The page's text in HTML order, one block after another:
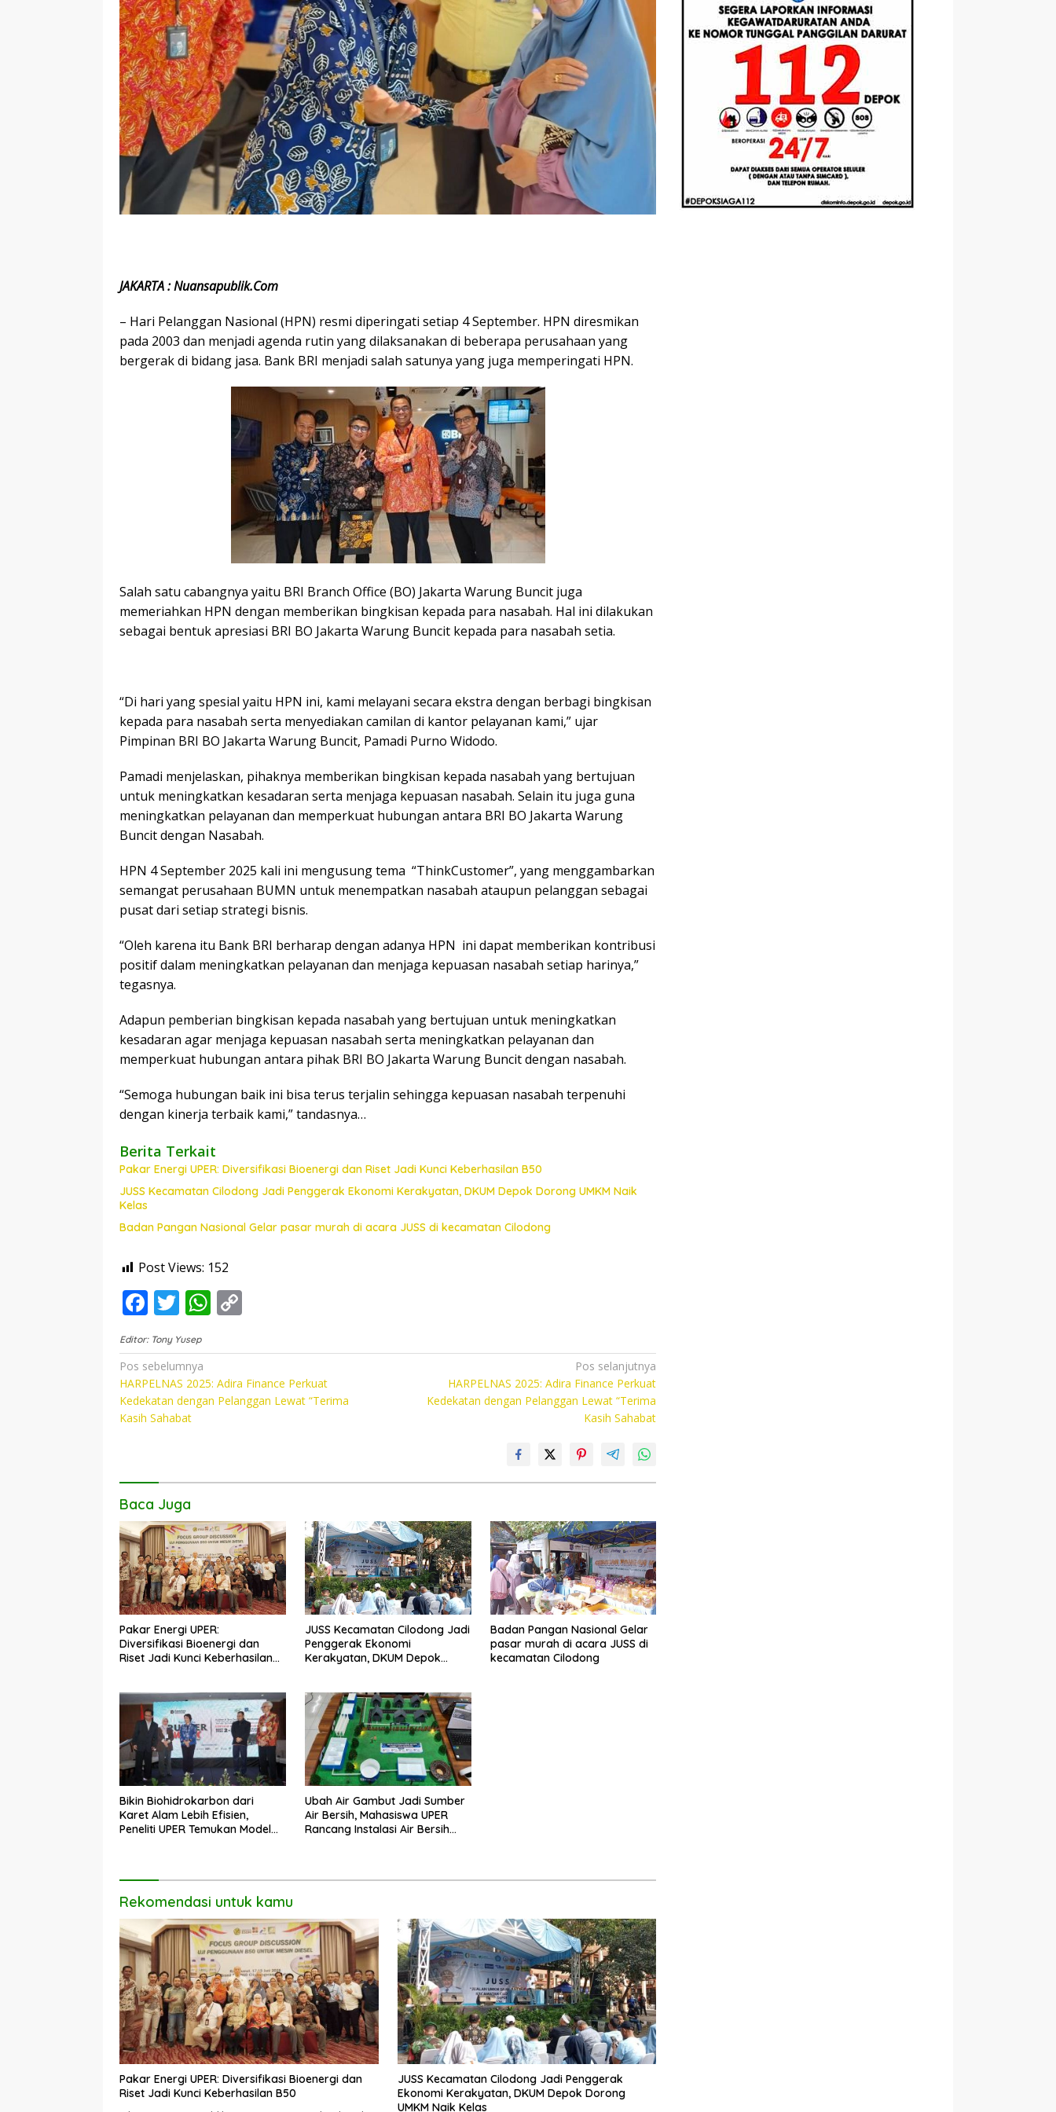
JAKARTA : Nuansapublik.Com
– Hari Pelanggan Nasional (HPN) resmi diperingati setiap 4 September. HPN diresmikan
pada 2003 dan menjadi agenda rutin yang dilaksanakan di beberapa perusahaan yang
bergerak di bidang jasa. Bank BRI menjadi salah satunya yang juga memperingati HPN.
Salah satu cabangnya yaitu BRI Branch Office (BO) Jakarta Warung Buncit juga
memeriahkan HPN dengan memberikan bingkisan kepada para nasabah. Hal ini dilakukan
sebagai bentuk apresiasi BRI BO Jakarta Warung Buncit kepada para nasabah setia.
“Di hari yang spesial yaitu HPN ini, kami melayani secara ekstra dengan berbagi bingkisan
kepada para nasabah serta menyediakan camilan di kantor pelayanan kami,” ujar
Pimpinan BRI BO Jakarta Warung Buncit, Pamadi Purno Widodo.
Pamadi menjelaskan, pihaknya memberikan bingkisan kepada nasabah yang bertujuan
untuk meningkatkan kesadaran serta menjaga kepuasan nasabah. Selain itu juga guna
meningkatkan pelayanan dan memperkuat hubungan antara BRI BO Jakarta Warung
Buncit dengan Nasabah.
HPN 4 September 2025 kali ini mengusung tema “ThinkCustomer”, yang menggambarkan
semangat perusahaan BUMN untuk menempatkan nasabah ataupun pelanggan sebagai
pusat dari setiap strategi bisnis.
“Oleh karena itu Bank BRI berharap dengan adanya HPN ini dapat memberikan kontribusi
positif dalam meningkatkan pelayanan dan menjaga kepuasan nasabah setiap harinya,”
tegasnya.
Adapun pemberian bingkisan kepada nasabah yang bertujuan untuk meningkatkan
kesadaran agar menjaga kepuasan nasabah serta meningkatkan pelayanan dan
memperkuat hubungan antara pihak BRI BO Jakarta Warung Buncit dengan nasabah.
“Semoga hubungan baik ini bisa terus terjalin sehingga kepuasan nasabah terpenuhi
dengan kinerja terbaik kami,” tandasnya…
Berita Terkait
Pakar Energi UPER: Diversifikasi Bioenergi dan Riset Jadi Kunci Keberhasilan B50
JUSS Kecamatan Cilodong Jadi Penggerak Ekonomi Kerakyatan, DKUM Depok Dorong UMKM Naik
Kelas
Badan Pangan Nasional Gelar pasar murah di acara JUSS di kecamatan Cilodong
Post Views: 152
F
ac
e
b
o
o
T
w
itt
er
W
at
s
A
p
y
Li
Editor: Tony Yusep
Navigasi
pos
Pos sebelumnya
HARPELNAS 2025: Adira Finance Perkuat
Kedekatan dengan Pelanggan Lewat “Terima
Kasih Sahabat
Pos selanjutnya
HARPELNAS 2025: Adira Finance Perkuat
Kedekatan dengan Pelanggan Lewat “Terima
Kasih Sahabat
Baca Juga
Pakar Energi UPER:
Diversifikasi Bioenergi dan
Riset Jadi Kunci Keberhasilan
JUSS Kecamatan Cilodong Jadi
Penggerak Ekonomi
Kerakyatan, DKUM Depok
Badan Pangan Nasional Gelar
pasar murah di acara JUSS di
kecamatan Cilodong
Bikin Biohidrokarbon dari
Karet Alam Lebih Efisien,
Peneliti UPER Temukan Model
Ubah Air Gambut Jadi Sumber
Air Bersih, Mahasiswa UPER
Rancang Instalasi Air Bersih
Rekomendasi untuk kamu
Pakar Energi UPER: Diversifikasi Bioenergi dan
Riset Jadi Kunci Keberhasilan B50
JUSS Kecamatan Cilodong Jadi Penggerak
Ekonomi Kerakyatan, DKUM Depok Dorong
UMKM Naik Kelas
Augmented
Reality
Tahun Ajaran
2026-2027
Pertamina